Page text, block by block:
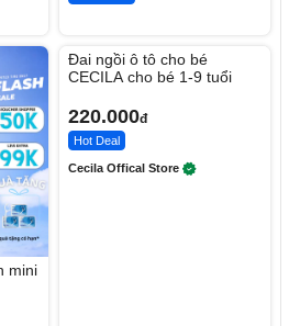
mini
Đai ngồi ô tô cho bé
CECILA cho bé 1-9 tuổi
220.000đ
Hot Deal
Cecila Offical Store